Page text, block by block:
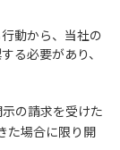
動から、当社の
る必要があり、
の請求を受けた
た場合に限り開